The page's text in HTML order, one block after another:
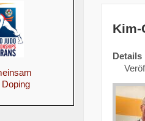
Kim-
Details